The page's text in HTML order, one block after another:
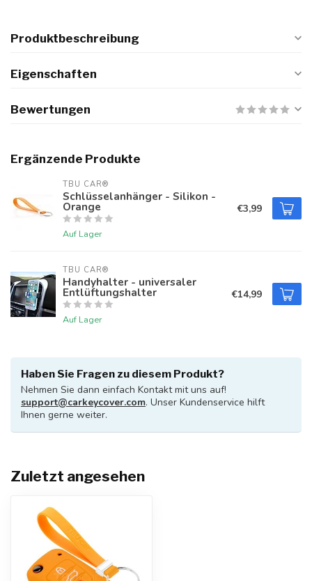
Produktbeschreibung
Eigenschaften
Bewertungen
Ergänzende Produkte
TBU CAR®
Schlüsselanhänger - Silikon -
Orange
Auf Lager
€3,99
TBU CAR®
Handyhalter - universaler
Entlüftungshalter
Auf Lager
€14,99
Haben Sie Fragen zu diesem Produkt?
Nehmen Sie dann einfach Kontakt mit uns auf!
support@carkeycover.com. Unser Kundenservice hilft
Ihnen gerne weiter.
Zuletzt angesehen